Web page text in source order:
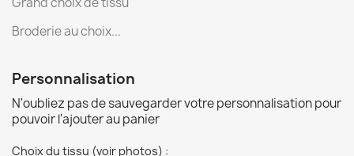
Broderie au choix...
Personnalisation
N'oubliez pas de sauvegarder votre personnalisation pour
pouvoir l'ajouter au panier
Choix du tissu (voir photos) :